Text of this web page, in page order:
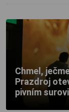
Chmel,
Prazdroj
pivním